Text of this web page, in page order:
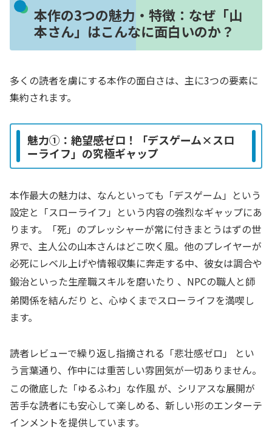
本作の3つの魅力・特徴：なぜ「山
本さん」はこんなに面白いのか？
多くの読者を虜にする本作の面白さは、主に3つの要素に
集約されます。
魅力①：絶望感ゼロ！「デスゲーム×スロ
ーライフ」の究極ギャップ
本作最大の魅力は、なんといっても「デスゲーム」という
設定と「スローライフ」という内容の強烈なギャップにあ
ります。「死」のプレッシャーが常に付きまとうはずの世
界で、主人公の山本さんはどこ吹く風。他のプレイヤーが
必死にレベル上げや情報収集に奔走する中、彼女は調合や
鍛治といった生産職スキルを磨いたり 、NPCの職人と師
弟関係を結んだり と、心ゆくまでスローライフを満喫し
ます。
読者レビューで繰り返し指摘される「悲壮感ゼロ」
とい
う言葉通り、作中には重苦しい雰囲気が一切ありません。
この徹底した「ゆるふわ」な作風が、シリアスな展開が
苦手な読者にも安心して楽しめる、新しい形のエンターテ
インメントを提供しています。